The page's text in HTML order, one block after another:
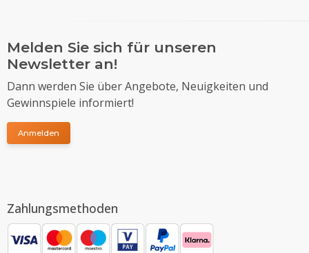
Melden Sie sich für unseren
Newsletter an!
Dann werden Sie über Angebote, Neuigkeiten und
Gewinnspiele informiert!
Anmelden
Zahlungsmethoden